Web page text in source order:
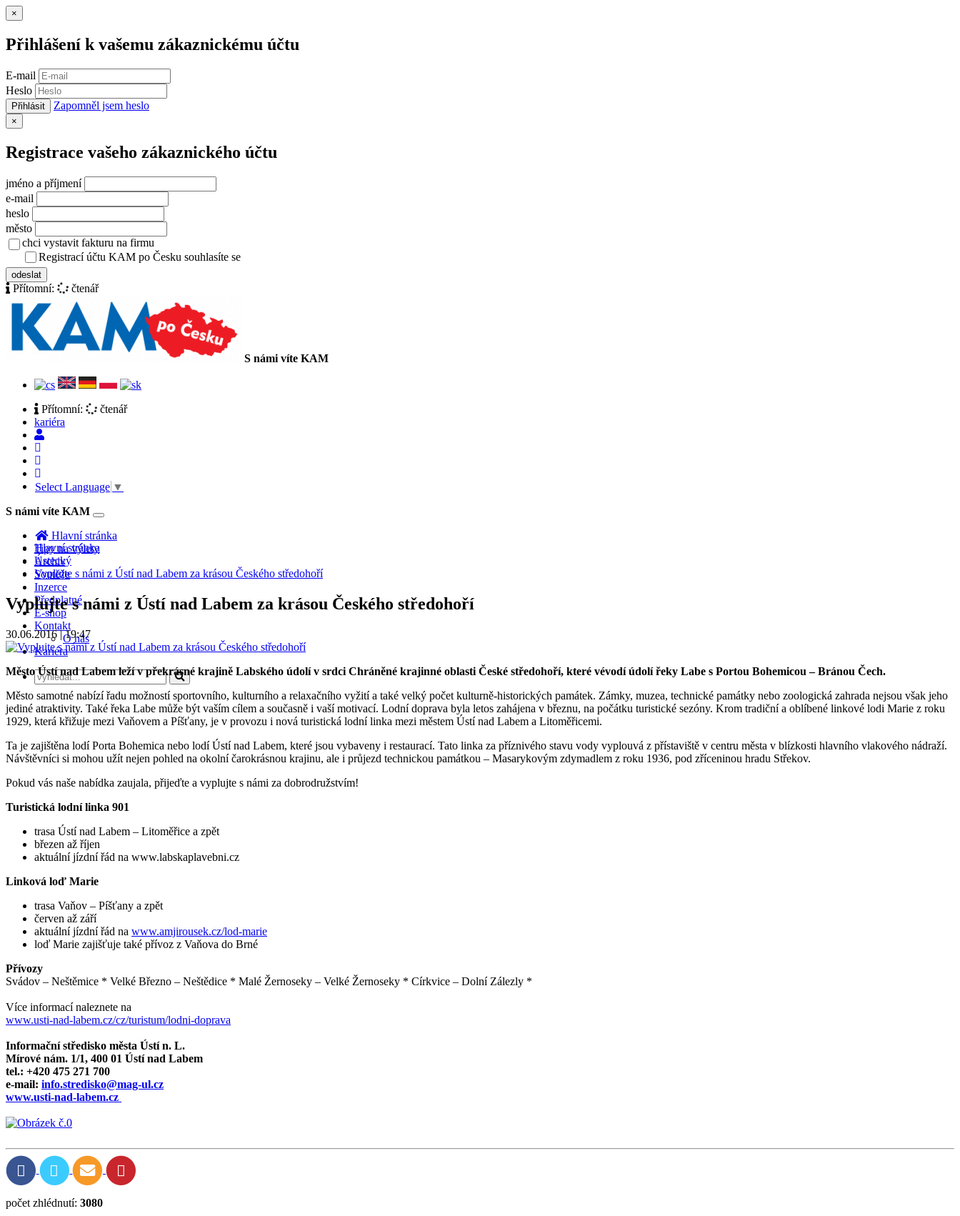
×
Přihlášení k vašemu zákaznickému účtu
E-mail
Heslo
Přihlásit Zapomněl jsem heslo
×
Registrace vašeho zákaznického účtu
jméno a příjmení
e-mail
heslo
město
chci vystavit fakturu na firmu
Registrací účtu KAM po Česku souhlasíte se
odeslat
Přítomní: čtenář
S námi víte KAM
Přítomní:
čtenář
kariéra
Select Language ▼
S námi víte KAM
Toggle
navigation
Hlavní stránka
Tipy na výlety
Archiv
Soutěže
Inzerce
Předplatné
E-shop
Kontakt
O nás
Kariéra
Hlavní stránka
Ústecký
Vyplujte s námi z Ústí nad Labem za krásou Českého středohoří
Vyplujte s námi z Ústí nad Labem za krásou Českého středohoří
30.06.2016 | 19:47
Město Ústí nad Labem leží v překrásné krajině Labského údolí v srdci Chráněné krajinné oblasti České středohoří, které vévodí údolí řeky Labe s Portou Bohemicou – Bránou Čech.
Město samotné nabízí řadu možností sportovního, kulturního a relaxačního vyžití a také velký počet kulturně-historických památek. Zámky, muzea, technické památky nebo zoologická zahrada nejsou však jeho
jediné atraktivity. Také řeka Labe může být vaším cílem a současně i vaší motivací. Lodní doprava byla letos zahájena v březnu, na počátku turistické sezóny. Krom tradiční a oblíbené linkové lodi Marie z roku
1929, která křižuje mezi Vaňovem a Píšťany, je v provozu i nová turistická lodní linka mezi městem Ústí nad Labem a Litoměřicemi.
Ta je zajištěna lodí Porta Bohemica nebo lodí Ústí nad Labem, které jsou vybaveny i restaurací. Tato linka za příznivého stavu vody vyplouvá z přístaviště v centru města v blízkosti hlavního vlakového nádraží.
Návštěvníci si mohou užít nejen pohled na okolní čarokrásnou krajinu, ale i průjezd technickou památkou – Masarykovým zdymadlem z roku 1936, pod zříceninou hradu Střekov.
Pokud vás naše nabídka zaujala, přijeďte a vyplujte s námi za dobrodružstvím!
Turistická lodní linka 901
trasa Ústí nad Labem – Litoměřice a zpět
březen až říjen
aktuální jízdní řád na www.labskaplavebni.cz
Linková loď Marie
trasa Vaňov – Píšťany a zpět
červen až září
aktuální jízdní řád na www.amjirousek.cz/lod-marie
loď Marie zajišťuje také přívoz z Vaňova do Brné
Přívozy
Svádov – Neštěmice * Velké Březno – Neštědice * Malé Žernoseky – Velké Žernoseky * Církvice – Dolní Zálezly *
Více informací naleznete na
www.usti-nad-labem.cz/cz/turistum/lodni-doprava
Informační středisko města Ústí n. L.
Mírové nám. 1/1, 400 01 Ústí nad Labem
tel.: +420 475 271 700
e-mail: info.stredisko@mag-ul.cz
www.usti-nad-labem.cz
počet zhlédnutí: 3080